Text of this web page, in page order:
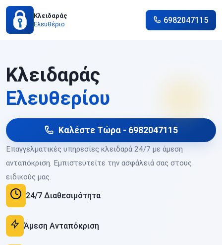
Κλειδαράς
Ελευθέριο
6982047115
Κλειδαράς
Ελευθερίου
Καλέστε Τώρα - 6982047115
Επαγγελματικές υπηρεσίες κλειδαρά 24/7 με άμεση
ανταπόκριση. Εμπιστευτείτε την ασφάλειά σας στους
ειδικούς μας.
24/7 Διαθεσιμότητα
Άμεση Ανταπόκριση